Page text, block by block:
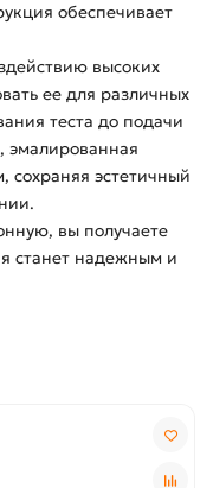
обеспечивает
высоких
ее для различных
теста до подачи
эмалированная
сохраняя эстетичный
вы получаете
станет надежным и